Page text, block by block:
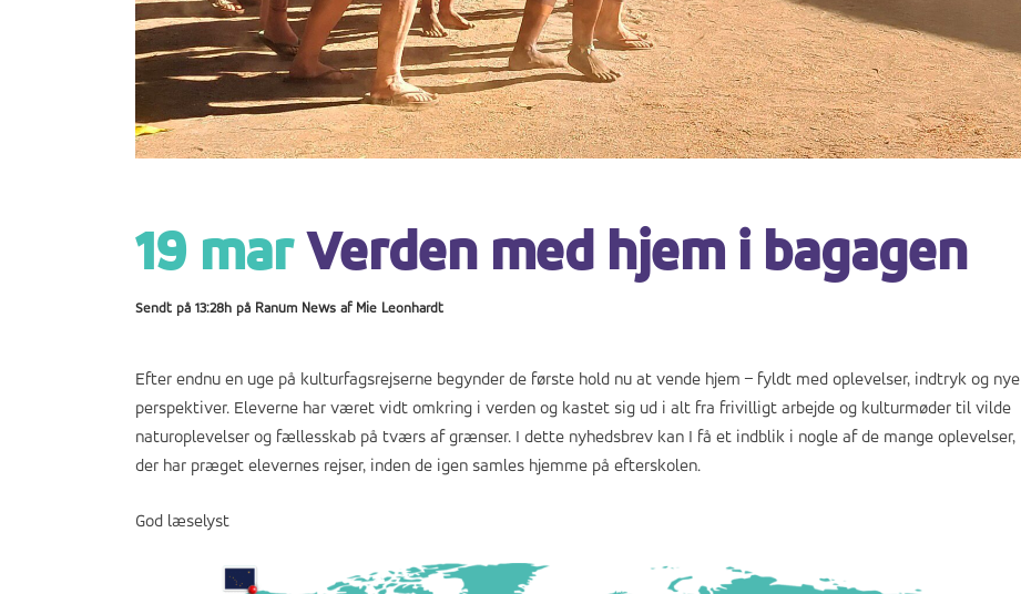
19 marVerden med hjem i bagagen
Sendt på 13:28h på Ranum News af Mie Leonhardt
Efter endnu en uge på kulturfagsrejserne begynder de første hold nu at vende hjem – fyldt med oplevelser, indtryk og nye
perspektiver. Eleverne har været vidt omkring i verden og kastet sig ud i alt fra frivilligt arbejde og kulturmøder til vilde
naturoplevelser og fællesskab på tværs af grænser. I dette nyhedsbrev kan I få et indblik i nogle af de mange oplevelser,
der har præget elevernes rejser, inden de igen samles hjemme på efterskolen.
God læselyst